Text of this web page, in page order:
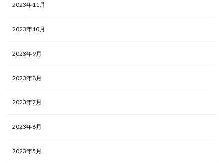
2023年11月
2023年10月
2023年9月
2023年8月
2023年7月
2023年6月
2023年5月